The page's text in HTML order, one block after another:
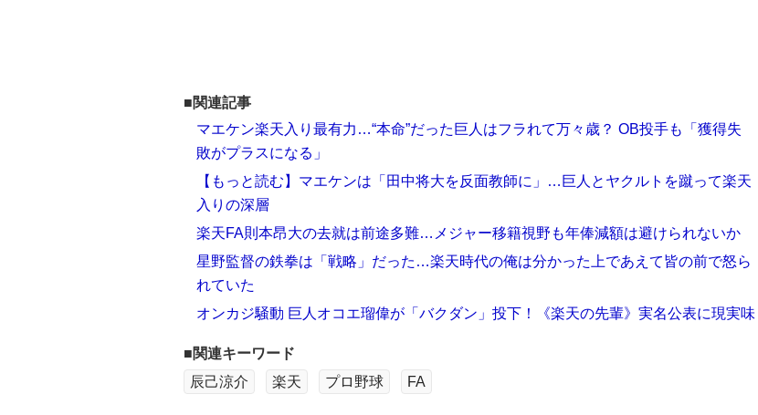
■関連記事
マエケン楽天入り最有力…“本命”だった巨人はフラれて万々歳？ OB投手も「獲得失
敗がプラスになる」
【もっと読む】マエケンは「田中将大を反面教師に」…巨人とヤクルトを蹴って楽天
入りの深層
楽天FA則本昂大の去就は前途多難…メジャー移籍視野も年俸減額は避けられないか
星野監督の鉄拳は「戦略」だった…楽天時代の俺は分かった上であえて皆の前で怒ら
れていた
オンカジ騒動 巨人オコエ瑠偉が「バクダン」投下！《楽天の先輩》実名公表に現実味
■関連キーワード
辰己涼介
楽天 プロ野球 FA